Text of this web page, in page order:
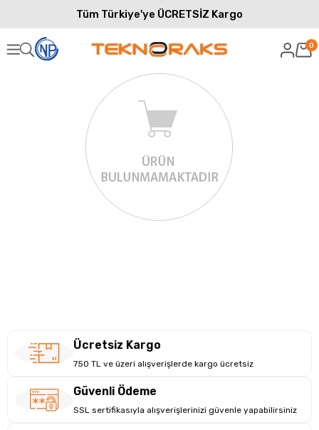
Tüm Türkiye'ye ÜCRETSİZ Kargo
0
Ücretsiz Kargo
750 TL ve üzeri alışverişlerde kargo ücretsiz
Güvenli Ödeme
SSL sertifikasıyla alışverişlerinizi güvenle yapabilirsiniz